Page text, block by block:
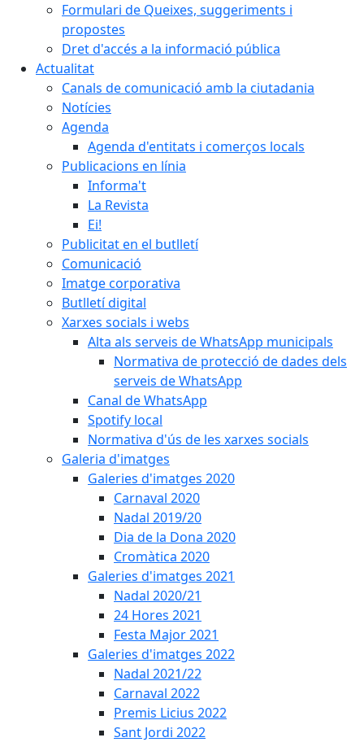
Formulari de Queixes, suggeriments i
propostes
Dret d'accés a la informació pública
Actualitat
Canals de comunicació amb la ciutadania
Notícies
Agenda
Agenda d'entitats i comerços locals
Publicacions en línia
Informa't
La Revista
Ei!
Publicitat en el butlletí
Comunicació
Imatge corporativa
Butlletí digital
Xarxes socials i webs
Alta als serveis de WhatsApp municipals
Normativa de protecció de dades dels
serveis de WhatsApp
Canal de WhatsApp
Spotify local
Normativa d'ús de les xarxes socials
Galeria d'imatges
Galeries d'imatges 2020
Carnaval 2020
Nadal 2019/20
Dia de la Dona 2020
Cromàtica 2020
Galeries d'imatges 2021
Nadal 2020/21
24 Hores 2021
Festa Major 2021
Galeries d'imatges 2022
Nadal 2021/22
Carnaval 2022
Premis Licius 2022
Sant Jordi 2022